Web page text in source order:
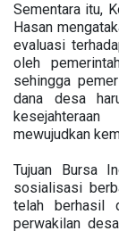
Sementara itu,
Hasan
evaluasi
oleh
sehingga
dana desa
mewujudkan
Tujuan Bursa
sosialisasi
telah berhasil
perwakilan